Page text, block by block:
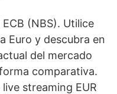
(NBS). Utilice
Euro y descubra en
del mercado
comparativa.
streaming EUR